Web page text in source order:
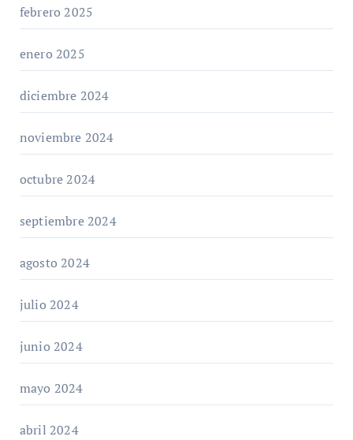
febrero 2025
enero 2025
diciembre 2024
noviembre 2024
octubre 2024
septiembre 2024
agosto 2024
julio 2024
junio 2024
mayo 2024
abril 2024